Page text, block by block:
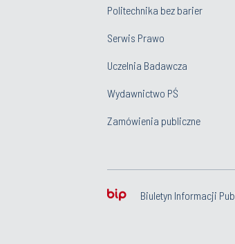
Politechnika bez barier
Serwis Prawo
Uczelnia Badawcza
Wydawnictwo PŚ
Zamówienia publiczne
Biuletyn Informacji